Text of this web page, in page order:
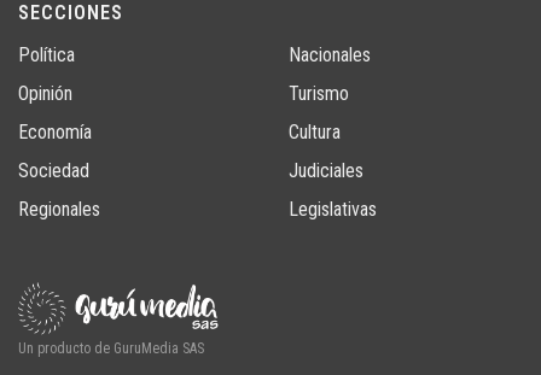
SECCIONES
Política
Opinión
Economía
Sociedad
Regionales
Nacionales
Turismo
Cultura
Judiciales
Legislativas
Un producto de GuruMedia SAS